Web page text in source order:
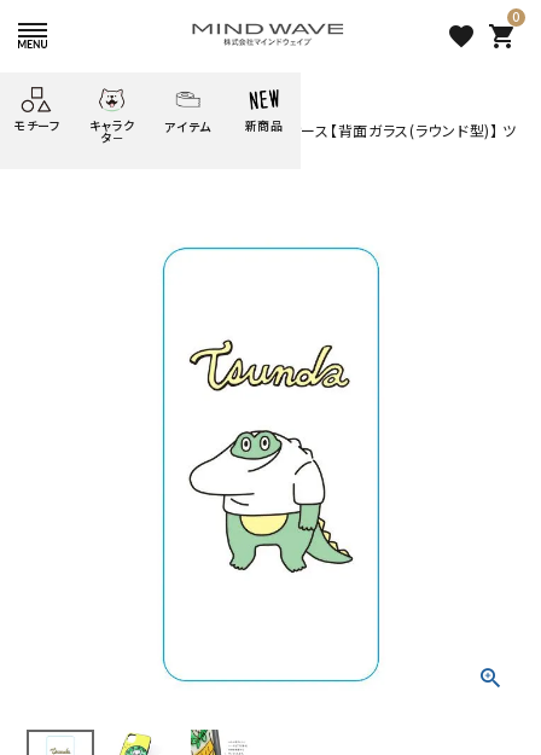
favorite
0
shopping_cart
モチーフ キャラク
タ－
うさぎの
ようこそ
ゆるあにまる
ツンダちゃん ウサコレフレンズ
その他
アイテム
紙文具
雑貨
新商品 search
モチーフから探す
HOME
すべての商品
◆受注生産◆ ≪送料込み≫iPhoneケース【背面ガラス(ラウンド型)】 ツ